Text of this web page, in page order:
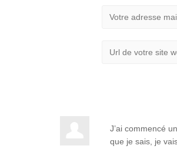
J’ai commencé
que je sais, je